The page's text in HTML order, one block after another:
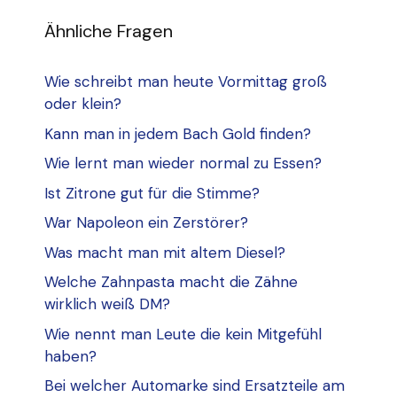
Ähnliche Fragen
Wie schreibt man heute Vormittag groß
oder klein?
Kann man in jedem Bach Gold finden?
Wie lernt man wieder normal zu Essen?
Ist Zitrone gut für die Stimme?
War Napoleon ein Zerstörer?
Was macht man mit altem Diesel?
Welche Zahnpasta macht die Zähne
wirklich weiß DM?
Wie nennt man Leute die kein Mitgefühl
haben?
Bei welcher Automarke sind Ersatzteile am